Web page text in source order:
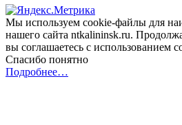
Мы используем cookie-файлы для
нашего сайта ntkalininsk.ru.
вы соглашаетесь с использованием
Спасибо понятно
Подробнее…